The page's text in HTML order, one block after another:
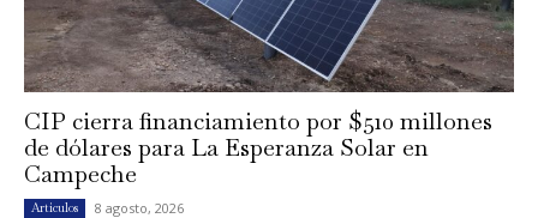
CIP cierra financiamiento por $510 millones
de dólares para La Esperanza Solar en
Campeche
Artículos 8 agosto, 2026